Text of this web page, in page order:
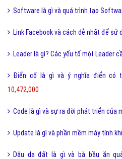
Software là gì và quá trình tạo
Link Facebook và cách dễ nhất để sử
Leader là gì? Các yếu tố một Leader
Điển cố là gì và ý nghĩa điển có
10,472,000
Code là gì và sự ra đời phát triển của
Update là gì và phần mềm máy tính
Dâu da đất là gì và bà bầu ăn